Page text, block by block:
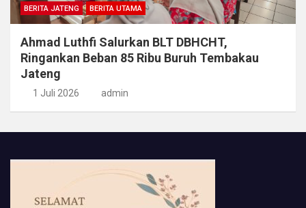
BERITA JATENG BERITA UTAMA
Ahmad Luthfi Salurkan BLT DBHCHT,
Ringankan Beban 85 Ribu Buruh Tembakau
Jateng
1 Juli 2026 admin